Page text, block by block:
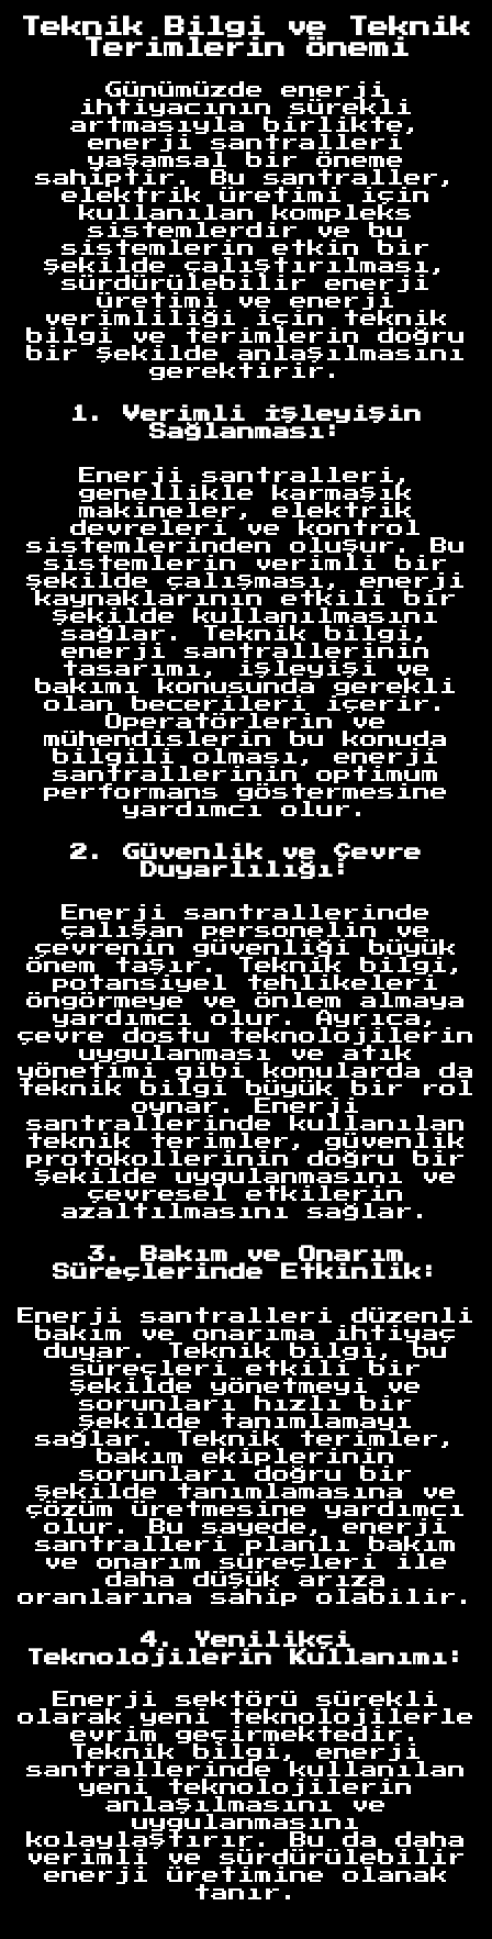
Teknik Bilgi ve Teknik
Terimlerin Önemi
Günümüzde enerji
ihtiyacının sürekli
artmasıyla birlikte,
enerji santralleri
yaşamsal bir öneme
sahiptir. Bu santraller,
elektrik üretimi için
kullanılan kompleks
sistemlerdir ve bu
sistemlerin etkin bir
şekilde çalıştırılması,
sürdürülebilir enerji
üretimi ve enerji
verimliliği için teknik
bilgi ve terimlerin doğru
bir şekilde anlaşılmasını
gerektirir.
1. Verimli İşleyişin
Sağlanması:
Enerji santralleri,
genellikle karmaşık
makineler, elektrik
devreleri ve kontrol
sistemlerinden oluşur. Bu
sistemlerin verimli bir
şekilde çalışması, enerji
kaynaklarının etkili bir
şekilde kullanılmasını
sağlar. Teknik bilgi,
enerji santrallerinin
tasarımı, işleyişi ve
bakımı konusunda gerekli
olan becerileri içerir.
Operatörlerin ve
mühendislerin bu konuda
bilgili olması, enerji
santrallerinin optimum
performans göstermesine
yardımcı olur.
2. Güvenlik ve Çevre
Duyarlılığı:
Enerji santrallerinde
çalışan personelin ve
çevrenin güvenliği büyük
önem taşır. Teknik bilgi,
potansiyel tehlikeleri
öngörmeye ve önlem almaya
yardımcı olur. Ayrıca,
çevre dostu teknolojilerin
uygulanması ve atık
yönetimi gibi konularda da
teknik bilgi büyük bir rol
oynar. Enerji
santrallerinde kullanılan
teknik terimler, güvenlik
protokollerinin doğru bir
şekilde uygulanmasını ve
çevresel etkilerin
azaltılmasını sağlar.
3. Bakım ve Onarım
Süreçlerinde Etkinlik:
Enerji santralleri düzenli
bakım ve onarıma ihtiyaç
duyar. Teknik bilgi, bu
süreçleri etkili bir
şekilde yönetmeyi ve
sorunları hızlı bir
şekilde tanımlamayı
sağlar. Teknik terimler,
bakım ekiplerinin
sorunları doğru bir
şekilde tanımlamasına ve
çözüm üretmesine yardımcı
olur. Bu sayede, enerji
santralleri planlı bakım
ve onarım süreçleri ile
daha düşük arıza
oranlarına sahip olabilir.
4. Yenilikçi
Teknolojilerin Kullanımı:
Enerji sektörü sürekli
olarak yeni teknolojilerle
evrim geçirmektedir.
Teknik bilgi, enerji
santrallerinde kullanılan
yeni teknolojilerin
anlaşılmasını ve
uygulanmasını
kolaylaştırır. Bu da daha
verimli ve sürdürülebilir
enerji üretimine olanak
tanır.